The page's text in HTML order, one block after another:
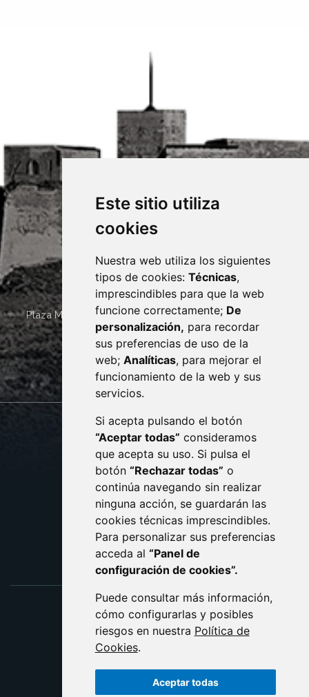
Este sitio utiliza
cookies
Nuestra web utiliza los siguientes
tipos de cookies: Técnicas,
imprescindibles para que la web
funcione correctamente; De
personalización, para recordar
sus preferencias de uso de la
web; Analíticas, para mejorar el
funcionamiento de la web y sus
servicios.
Si acepta pulsando el botón
“Aceptar todas” consideramos
que acepta su uso. Si pulsa el
botón “Rechazar todas” o
continúa navegando sin realizar
ninguna acción, se guardarán las
cookies técnicas imprescindibles.
Para personalizar sus preferencias
acceda al “Panel de
configuración de cookies”.
Puede consultar más información,
cómo configurarlas y posibles
riesgos en nuestra Política de
Cookies.
Aceptar todas
Plaza Mayor 4 22400 MONZÓN - ARAGÓN (ESPAÑA)
· (34) 974 400 700 ·
sac@monzon.es
monzon.es
CONTACTO
AVISO LEGAL
PROTECCIÓN DE DATOS
POLÍTICA DE COOKIES
ACCESIBILIDAD
ENLACE EXTERNO AL